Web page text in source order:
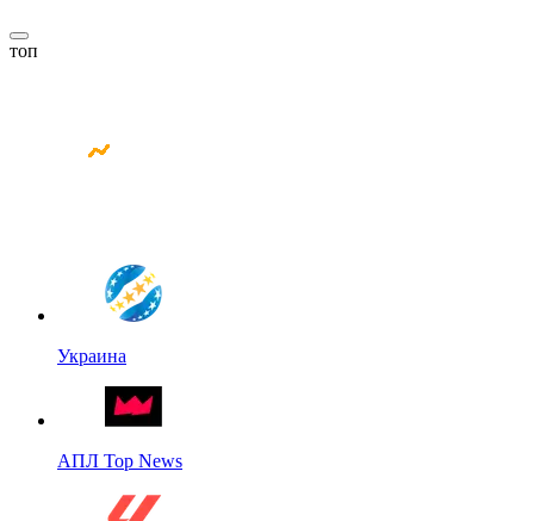
топ
Украина
АПЛ Top News